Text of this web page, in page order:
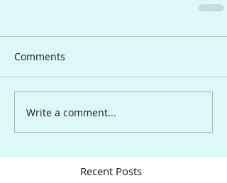
Comments
Write a comment...
Recent Posts